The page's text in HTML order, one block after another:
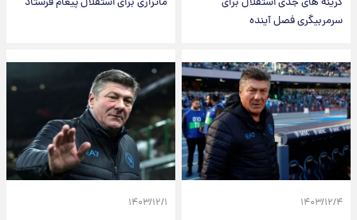
سرمربیگری فصل آینده
۱۴۰۳/۱۲/۴ ۱۴۰۳/۱۲/۱